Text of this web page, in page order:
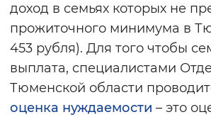
Звуковой
Воспроизвести
Вернуть
доход в семьях которых не
прожиточного минимума в
453 рубля). Для того чтобы
выплата, специалистами
Тюменской области
оценка нуждаемости – это